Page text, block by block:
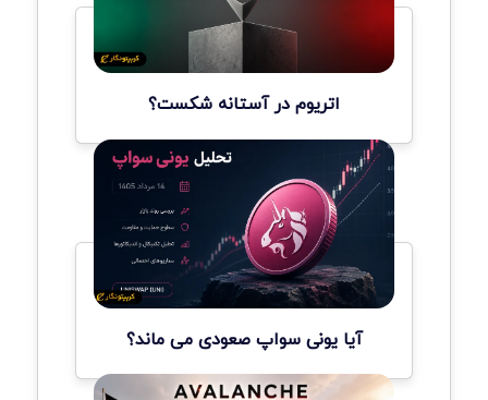
اتریوم در آستانه شکست؟
آیا یونی سواپ صعودی می ماند؟